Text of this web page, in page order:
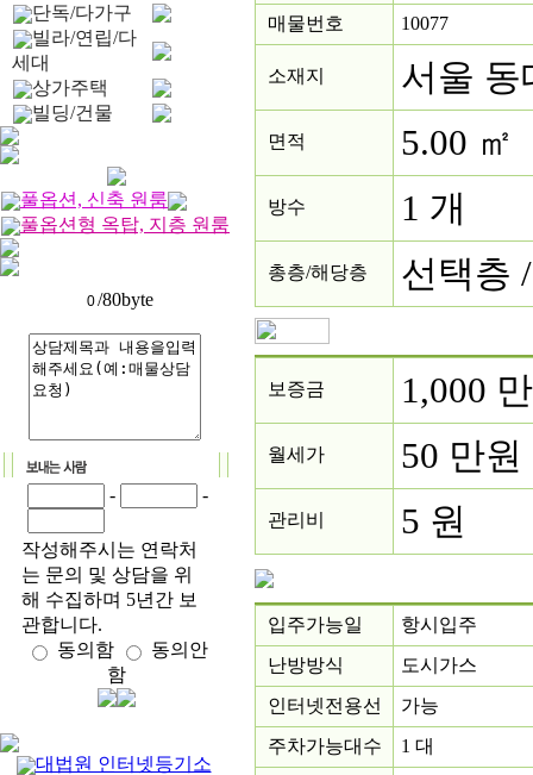
단독/다가구
빌라/연립/다
세대
상가주택
빌딩/건물
풀옵션, 신축 원룸
풀옵션형 옥탑, 지층 원룸
/80byte
- -
작성해주시는 연락처
는 문의 및 상담을 위
해 수집하며 5년간 보
관합니다.
동의함
동의안
함
대법원 인터넷등기소
매물번호 10077
소재지 서울 동
면적 5.00 ㎡
방수 1 개
총층/해당층 선택층
보증금 1,000
월세가 50 만원
관리비 5 원
입주가능일
항시입주
난방방식
도시가스
인터넷전용선
가능
주차가능대수
1 대